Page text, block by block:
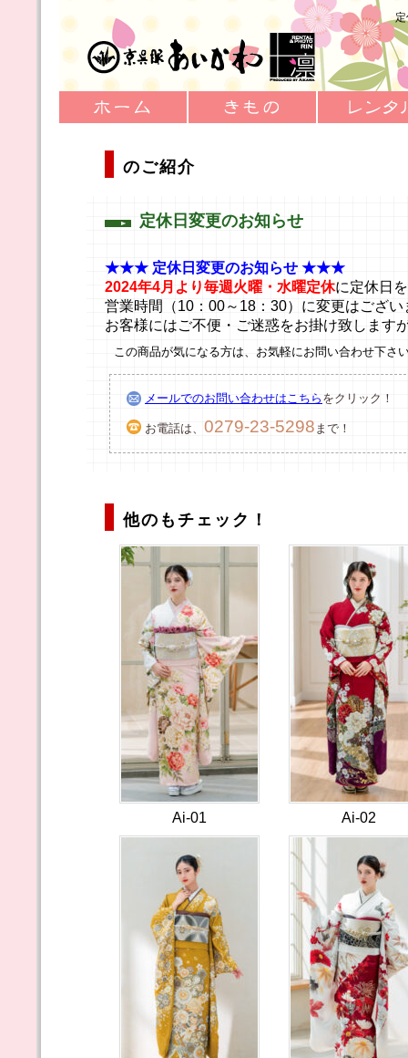
のご紹介
定休日変更のお知らせ
★★★ 定休日変更のお知らせ ★★★
2024年4月より毎週火曜・水曜定休に定休日
営業時間（10：00～18：30）に変更はござい
お客様にはご不便・ご迷惑をお掛け致します
この商品が気になる方は、お気軽にお問い合わせ下さ
メールでのお問い合わせはこちら をクリック！
お電話は、 0279-23-5298 まで！
他のもチェック！
Ai-01 Ai-02